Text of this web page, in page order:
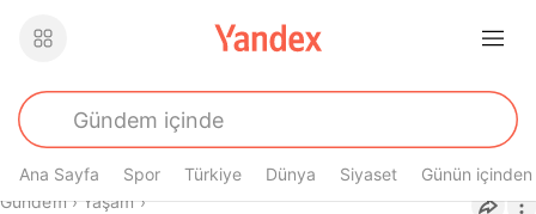
Ana Sayfa Spor Türkiye Dünya Siyaset Günün içinden
Buradasın
Gündem› Yaşam›